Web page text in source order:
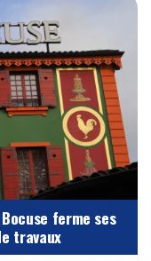
ferme ses
travaux